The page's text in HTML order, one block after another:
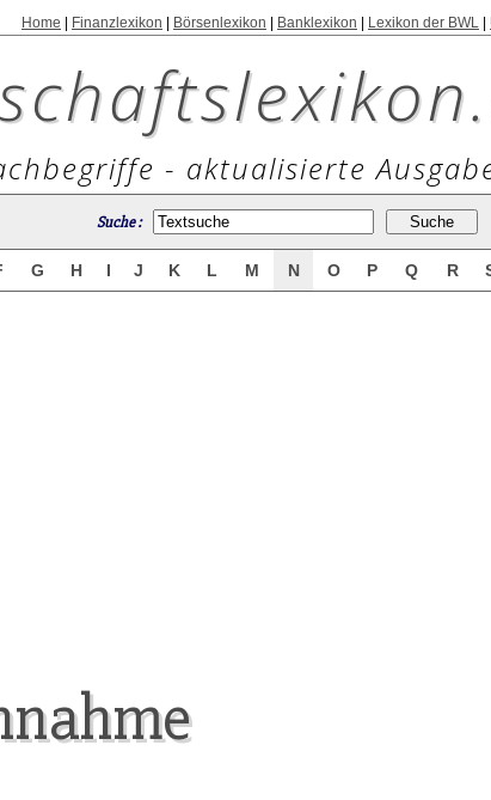
Home Finanzlexikon Börsenlexikon Banklexikon Lexikon der BWL
- aktualisierte
Suche :
G H I J K L M N O P Q R